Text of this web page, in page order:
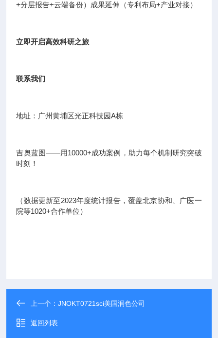
+分层报告+云端备份）成果延伸（专利布局+产业对接）
立即开启高效科研之旅
联系我们
地址：广州黄埔区光正科技园A栋
吉奥蓝图——用10000+成功案例，助力每个机制研究突破
时刻！
（数据更新至2023年度统计报告，覆盖北京协和、广医一
院等1020+合作单位）
上一个：JNOKT0721sci美国润色公司
返回列表